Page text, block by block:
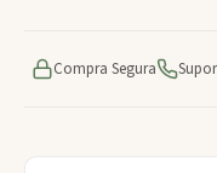
Compra Segura